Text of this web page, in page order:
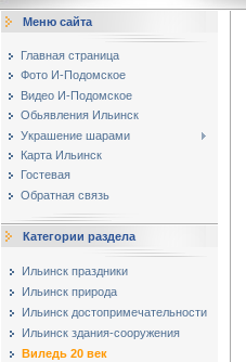
Меню сайта
Главная страница
Фото И-Подомское
Видео И-Подомское
Обьявления Ильинск
Украшение шарами
Карта Ильинск
Гостевая
Обратная связь
Категории раздела
Ильинск праздники
Ильинск природа
Ильинск достопримечательности
Ильинск здания-сооружения
Виледь 20 век